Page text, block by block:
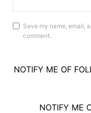
Save my name, email,
comment.
NOTIFY ME OF
NOTIFY ME